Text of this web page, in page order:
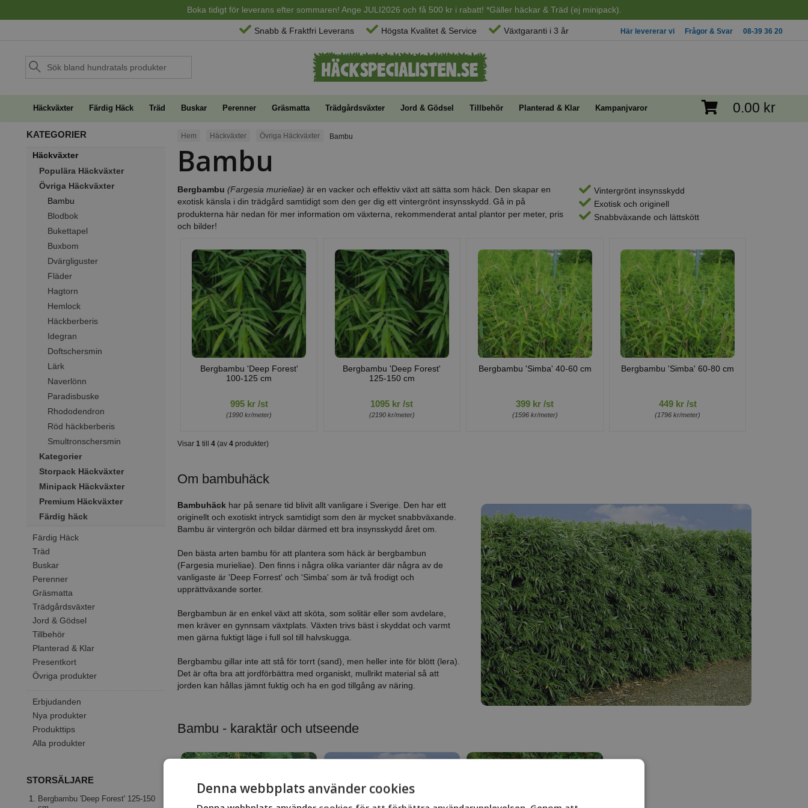
Boka tidigt för leverans efter sommaren! Ange JULI2026 och få 500 kr i rabatt! *Gäller häckar & Träd (ej minipack).
Snabb & Fraktfri Leverans Högsta Kvalitet & Service Växtgaranti i 3 år Här levererar vi Frågor & Svar 08-39 36 20
Häckväxter Färdig Häck Träd Buskar Perenner Gräsmatta Trädgårdsväxter Jord & Gödsel Tillbehör Planterad & Klar Kampanjvaror 0.00 kr
KATEGORIER
Häckväxter
Populära Häckväxter
Övriga Häckväxter
Bambu
Blodbok
Bukettapel
Buxbom
Dvärgliguster
Fläder
Hagtorn
Hemlock
Häckberberis
Idegran
Doftschersmin
Lärk
Naverlönn
Paradisbuske
Rhododendron
Röd häckberberis
Smultronschersmin
Kategorier
Storpack Häckväxter
Minipack Häckväxter
Premium Häckväxter
Färdig häck
Färdig Häck
Träd
Buskar
Perenner
Gräsmatta
Trädgårdsväxter
Jord & Gödsel
Tillbehör
Planterad & Klar
Presentkort
Övriga produkter
Erbjudanden
Nya produkter
Produkttips
Alla produkter
STORSÄLJARE
Bergbambu 'Deep Forest' 125-150
Hem Häckväxter Övriga Häckväxter Bambu
Bambu
Bergbambu (Fargesia murieliae) är en vacker och effektiv växt att sätta som häck. Den skapar en
exotisk känsla i din trädgård samtidigt som den ger dig ett vintergrönt insynsskydd. Gå in på
produkterna här nedan för mer information om växterna, rekommenderat antal plantor per meter, pris
och bilder!
Vintergrönt insynsskydd
Exotisk och originell
Snabbväxande och lättskött
Bergbambu 'Deep Forest'
100-125 cm
995 kr /st
(1990 kr/meter)
Bergbambu 'Deep Forest'
125-150 cm
1095 kr /st
(2190 kr/meter)
Bergbambu 'Simba' 40-60 cm
399 kr /st
(1596 kr/meter)
Bergbambu 'Simba' 60-80 cm
449 kr /st
(1796 kr/meter)
Visar 1 till4 (av4 produkter)
Om bambuhäck
Bambuhäck har på senare tid blivit allt vanligare i Sverige. Den har ett
originellt och exotiskt intryck samtidigt som den är mycket snabbväxande.
Bambu är vintergrön och bildar därmed ett bra insynsskydd året om.
Den bästa arten bambu för att plantera som häck är bergbambun
(Fargesia murieliae). Den finns i några olika varianter där några av de
vanligaste är 'Deep Forrest' och 'Simba' som är två frodigt och
upprättväxande sorter.
Bergbambun är en enkel växt att sköta, som solitär eller som avdelare,
men kräver en gynnsam växtplats. Växten trivs bäst i skyddat och varmt
men gärna fuktigt läge i full sol till halvskugga.
Bergbambu gillar inte att stå för torrt (sand), men heller inte för blött (lera).
Det är ofta bra att jordförbättra med organiskt, mullrikt material så att
jorden kan hållas jämnt fuktig och ha en god tillgång av näring.
Bambu - karaktär och utseende
Denna webbplats använder cookies